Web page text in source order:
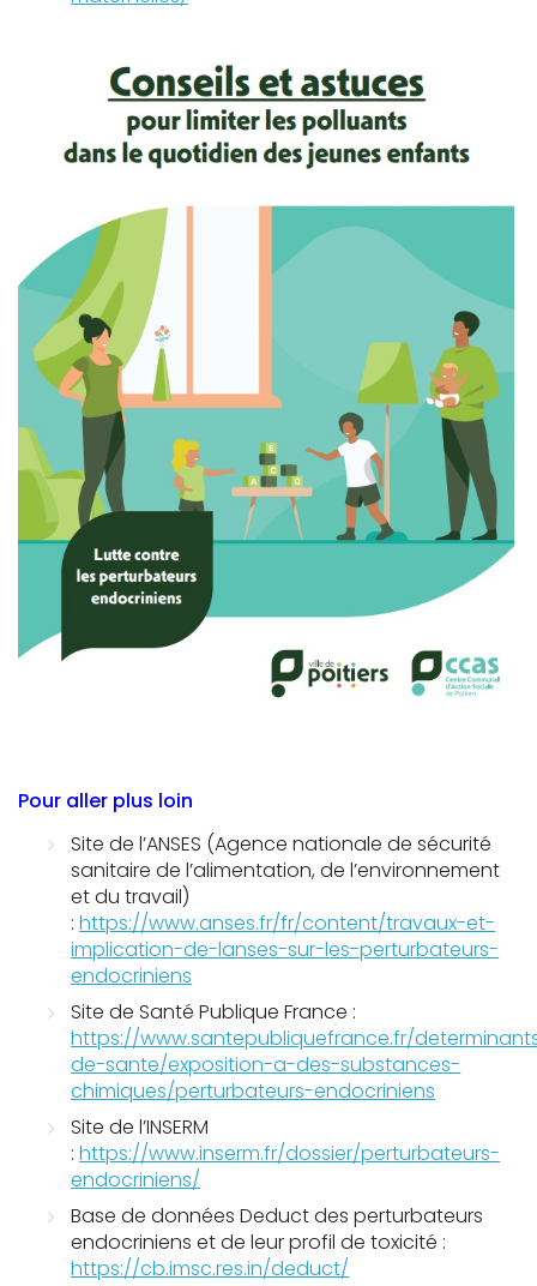
Pour aller plus loin
Site de l’ANSES (Agence nationale de sécurité
sanitaire de l’alimentation, de l’environnement
et du travail)
:https://www.anses.fr/fr/content/travaux-et-
implication-de-lanses-sur-les-perturbateurs-
endocriniens
Site de Santé Publique France :
https://www.santepubliquefrance.fr/
de-sante/exposition-a-des-substances-
chimiques/perturbateurs-endocriniens
Site de l’INSERM
:https://www.inserm.fr/dossier/perturbateurs-
endocriniens/
Base de données Deductdes perturbateurs
endocriniens et de leur profil de toxicité :
https://cb.imsc.res.in/deduct/